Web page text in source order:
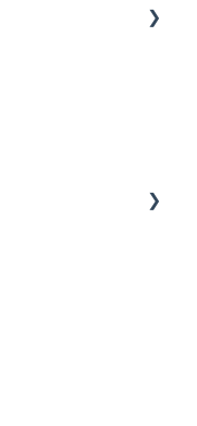
管理者編
者編
ョン